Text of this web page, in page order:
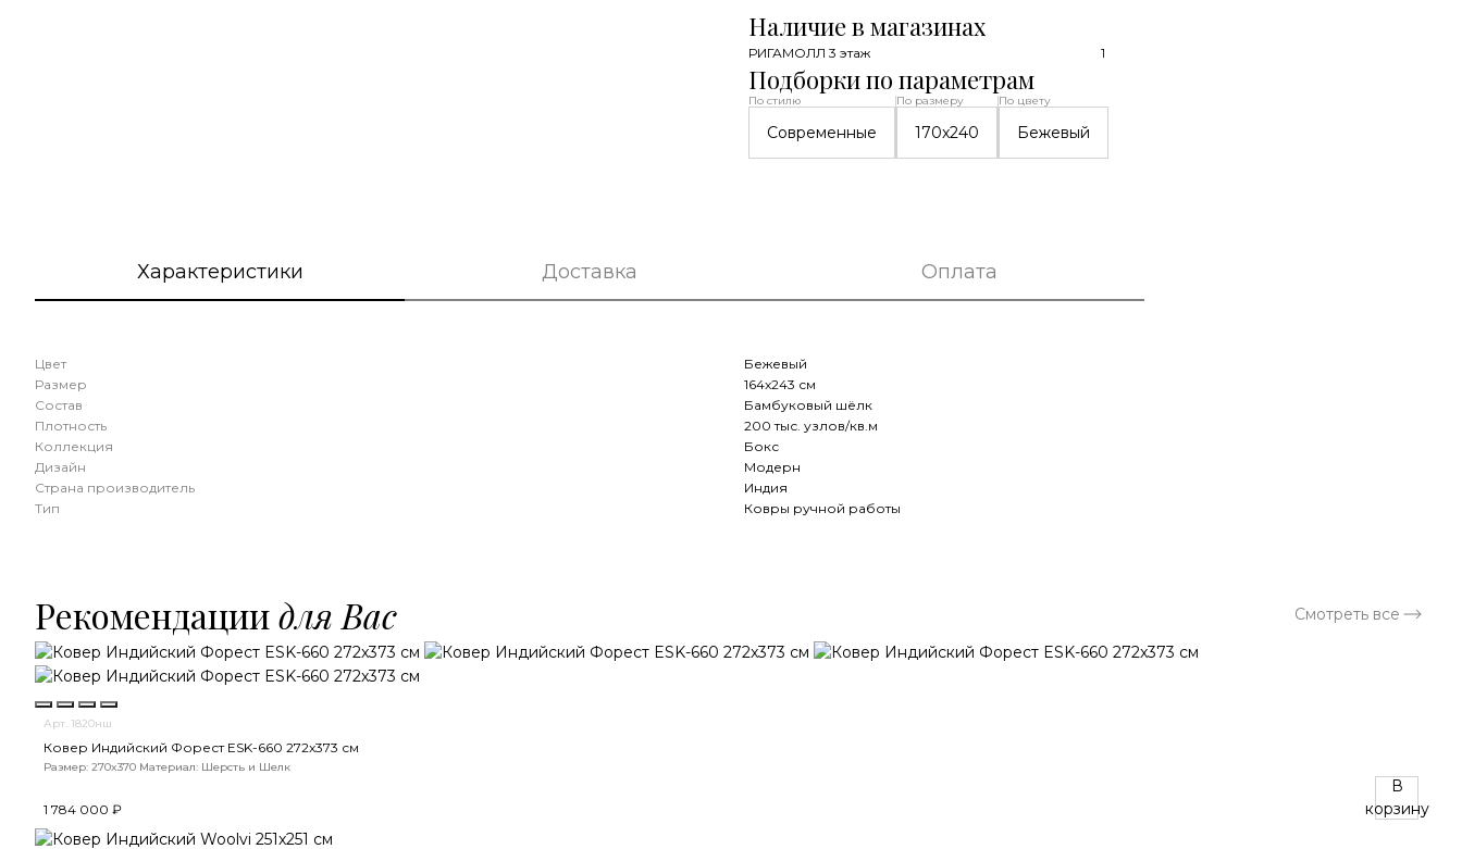
Наличие в магазинах
РИГАМОЛЛ 3 этаж 1
Подборки по параметрам
По стилю
Современные
По размеру
170x240
По цвету
Бежевый
Характеристики Доставка Оплата
Цвет
Бежевый
Размер
164x243 см
Состав
Бамбуковый шёлк
Плотность
200 тыс. узлов/кв.м
Коллекция
Бокс
Дизайн
Модерн
Страна производитель
Индия
Тип
Ковры ручной работы
Рекомендациидля Вас Смотреть все
Арт. 1820нш
Ковер Индийский Форест ESK-660 272x373 см
Размер: 270x370 Материал: Шерсть и Шелк
1 784 000 ₽
В
корзину